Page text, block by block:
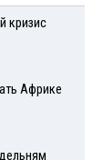
кризис
Африке